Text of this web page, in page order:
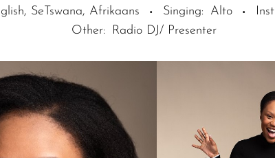
SeTswana, Afrikaans · Singing: Alto ·
Other: Radio DJ/ Presenter